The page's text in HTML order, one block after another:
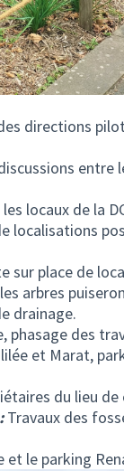
directions
locaux de la
sur place de
arbres
drainage.
phasage des
et Marat,
du lieu de
Travaux des
le parking